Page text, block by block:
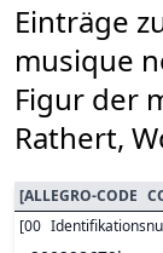
Einträge
musique
Figur der
Rathert,
[ALLEGRO-CODE
[00